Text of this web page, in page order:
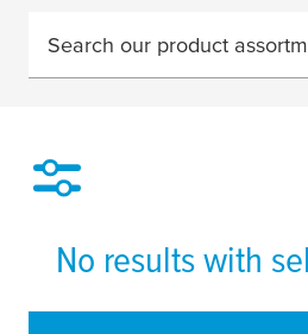
Search our product
No results with